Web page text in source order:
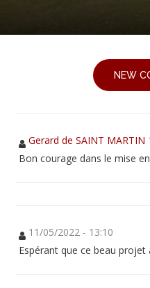
NEW
Gerard de SAINT MARTIN
Bon courage dans le mise
11/05/2022 - 13:10
Espérant que ce beau projet